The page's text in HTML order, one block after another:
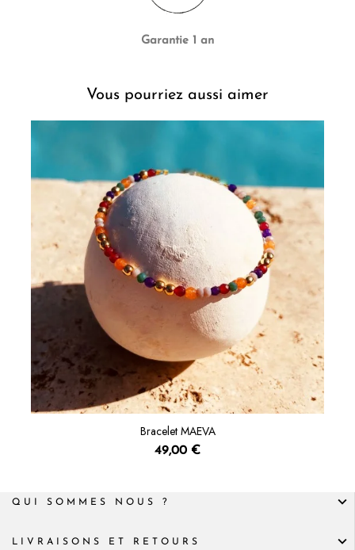
Garantie 1 an
Vous pourriez aussi aimer
Bracelet MAEVA
49,00 €
QUI SOMMES NOUS ?
LIVRAISONS ET RETOURS